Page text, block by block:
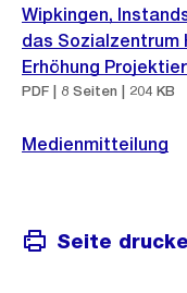
Wipkingen,
das Sozialzentrum
Erhöhung
PDF | 8 Seiten | 204 KB
Medienmitteilung
Seite